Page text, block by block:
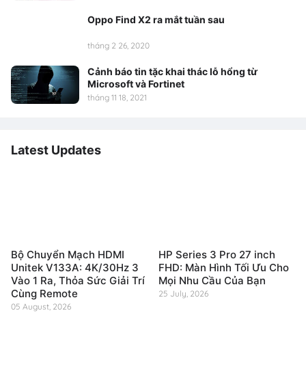
Oppo Find X2 ra mắt tuần sau
tháng 2 26, 2020
Cảnh báo tin tặc khai thác lỗ hổng từ
Microsoft và Fortinet
tháng 11 18, 2021
Latest Updates
Bộ Chuyển Mạch HDMI
Unitek V133A: 4K/30Hz 3
Vào 1 Ra, Thỏa Sức Giải Trí
Cùng Remote
05 August, 2026
HP Series 3 Pro 27 inch
FHD: Màn Hình Tối Ưu Cho
Mọi Nhu Cầu Của Bạn
25 July, 2026